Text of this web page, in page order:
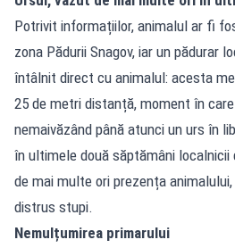
Potrivit informațiilor, animalul ar fi
zona Pădurii Snagov, iar un pădurar
întâlnit direct cu animalul: acesta
25 de metri distanță, moment în
nemaivăzând până atunci un urs în
în ultimele două săptămâni localnicii
de mai multe ori prezența
distrus stupi.
Nemulțumirea primarului